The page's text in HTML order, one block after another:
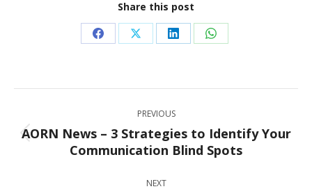
Share this post
Share
Facebook
Share
X
Share
LinkedIn
Share
WhatsApp
navigation
PREVIOUS
Previous
post:
AORN News – 3 Strategies to Identify Your
Communication Blind Spots
NEXT